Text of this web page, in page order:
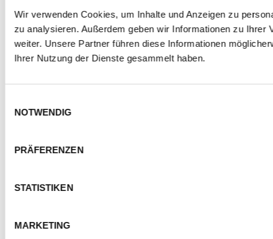
Wir verwenden Cookies, um Inhalte und Anzeigen zu
zu analysieren. Außerdem geben wir Informationen zu
weiter. Unsere Partner führen diese Informationen
Ihrer Nutzung der Dienste gesammelt haben.
NOTWENDIG
PRÄFERENZEN
STATISTIKEN
MARKETING